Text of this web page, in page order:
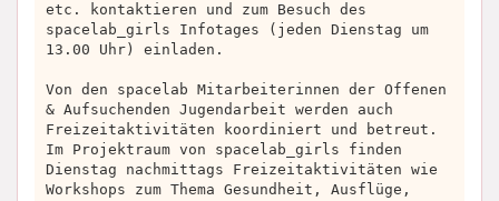
etc. kontaktieren und zum Besuch des
spacelab_girls Infotages (jeden Dienstag um
13.00 Uhr) einladen.
Von den spacelab Mitarbeiterinnen der Offenen
& Aufsuchenden Jugendarbeit werden auch
Freizeitaktivitäten koordiniert und betreut.
Im Projektraum von spacelab_girls finden
Dienstag nachmittags Freizeitaktivitäten wie
Workshops zum Thema Gesundheit, Ausflüge,